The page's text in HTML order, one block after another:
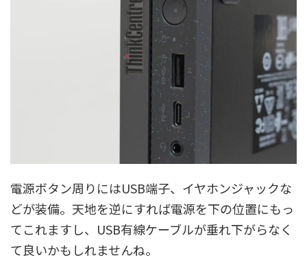
電源ボタン周りにはUSB端子、イヤホンジャックな
どが装備。天地を逆にすれば電源を下の位置にもっ
てこれますし、USB有線ケーブルが垂れ下がらなく
て良いかもしれませんね。